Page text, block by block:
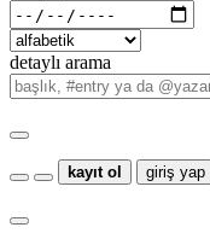
detaylı arama
kayıt ol giriş yap